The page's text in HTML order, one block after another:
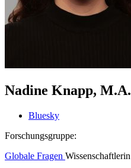
Nadine Knapp, M.A.
Bluesky
Forschungsgruppe:
Globale Fragen Wissenschaftlerin